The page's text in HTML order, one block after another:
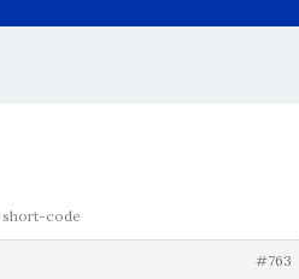
short-code
#763